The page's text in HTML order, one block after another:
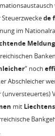
Steuerzweckede
im
Meldung
“ noch
Abschleicher
mit